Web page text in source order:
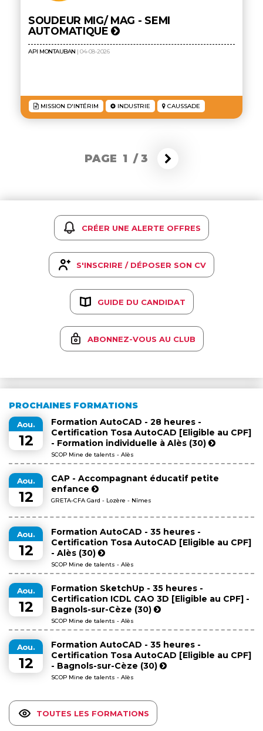
SOUDEUR MIG/ MAG - SEMI
AUTOMATIQUE
API MONTAUBAN | 04-08-2026
MISSION D'INTÉRIM INDUSTRIE CAUSSADE
PAGE 1 /3
CRÉER UNE ALERTE OFFRES
S'INSCRIRE / DÉPOSER SON CV
GUIDE DU CANDIDAT
ABONNEZ-VOUS AU CLUB
PROCHAINES FORMATIONS
Aou.
12
Formation AutoCAD - 28 heures -
Certification Tosa AutoCAD [Eligible au CPF]
- Formation individuelle à Alès (30)
SCOP Mine de talents - Alès
Aou.
12
CAP - Accompagnant éducatif petite
enfance
GRETA-CFA Gard - Lozère - Nîmes
Aou.
12
Formation AutoCAD - 35 heures -
Certification Tosa AutoCAD [Eligible au CPF]
- Alès (30)
SCOP Mine de talents - Alès
Aou.
12
Formation SketchUp - 35 heures -
Certification ICDL CAO 3D [Eligible au CPF] -
Bagnols-sur-Cèze (30)
SCOP Mine de talents - Alès
Aou.
12
Formation AutoCAD - 35 heures -
Certification Tosa AutoCAD [Eligible au CPF]
- Bagnols-sur-Cèze (30)
SCOP Mine de talents - Alès
TOUTES LES FORMATIONS